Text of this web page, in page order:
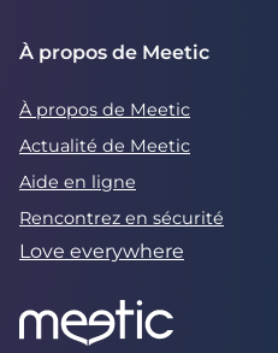
À propos de Meetic
À propos de Meetic
Actualité de Meetic
Aide en ligne
Rencontrez en sécurité
Love everywhere